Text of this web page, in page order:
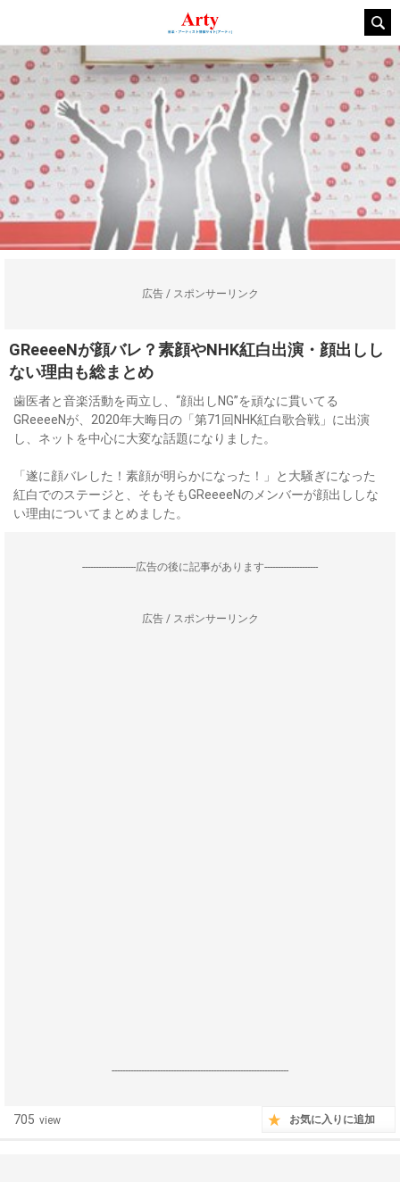
広告 / スポンサーリンク
GReeeeNが顔バレ？素顔やNHK紅白出演・顔出しし
ない理由も総まとめ
歯医者と音楽活動を両立し、“顔出しNG”を頑なに貫いてる
GReeeeNが、2020年大晦日の「第71回NHK紅白歌合戦」に出演
し、ネットを中心に大変な話題になりました。
「遂に顔バレした！素顔が明らかになった！」と大騒ぎになった
紅白でのステージと、そもそもGReeeeNのメンバーが顔出ししな
い理由についてまとめました。
--------------------広告の後に記事があります--------------------
広告 / スポンサーリンク
------------------------------------------------------------------
705 view お気に入りに追加